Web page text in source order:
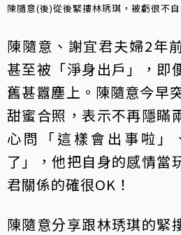
陳隨意(後)從後緊摟林琇琪，被虧很不
陳隨意、謝宜君夫婦2年
甚至被「淨身出戶」，即
舊甚囂塵上。陳隨意今早
甜蜜合照，表示不再隱瞞
心問「這樣會出事啦」
了」，他把自身的感情當
君關係的確很OK！
陳隨意分享跟林琇琪的緊